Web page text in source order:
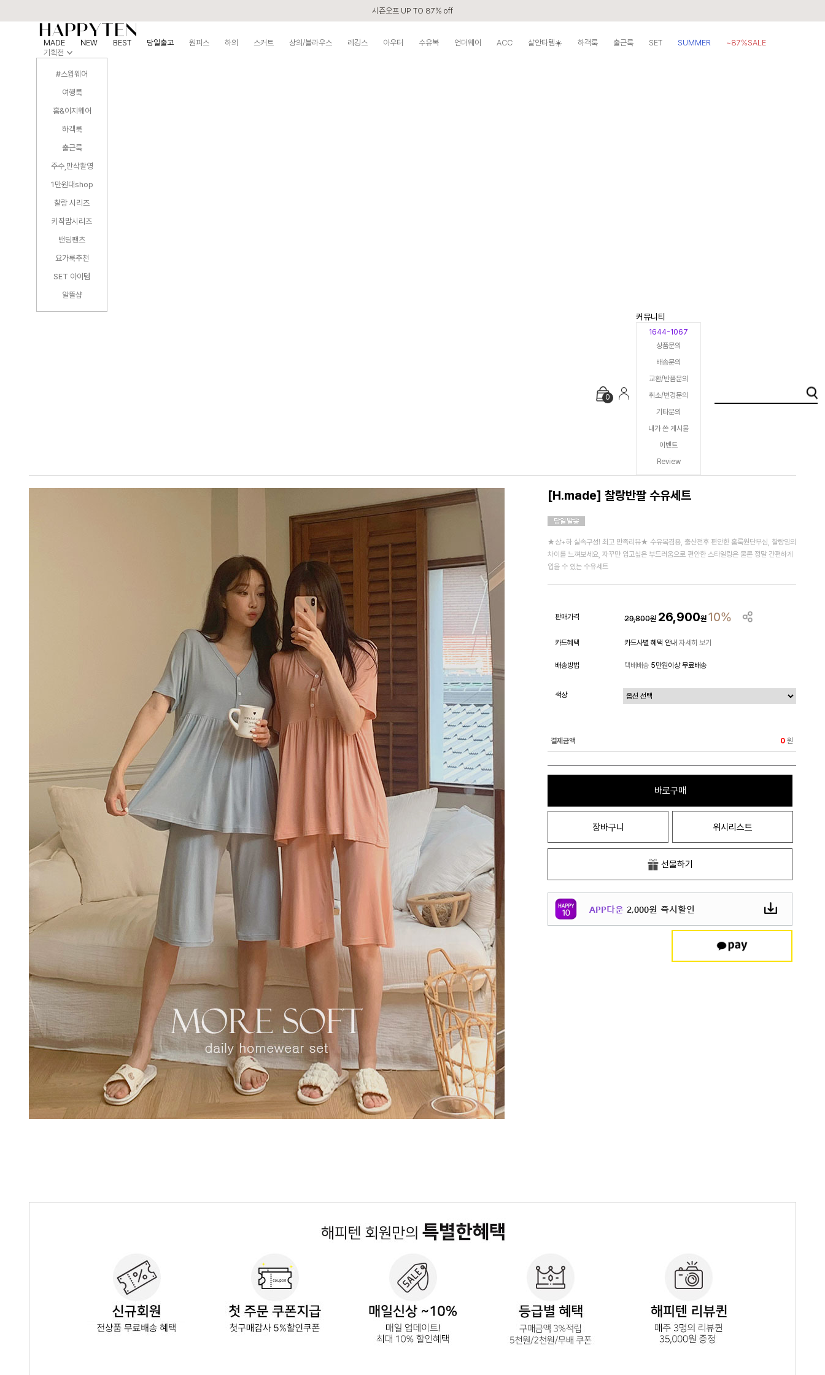
시즌오프 UP TO 87% off
MADE NEW BEST 당일출고 원피스 하의 스커트 상의/블라우스 레깅스 아우터 수유복 언더웨어 ACC 살안타템☀️ 하객룩 출근룩 SET SUMMER
~87%SALE
기획전
#스윔웨어
여행룩
홈&이지웨어
하객룩
출근룩
주수,만삭촬영
1만원대shop
찰랑 시리즈
키작맘시리즈
밴딩팬츠
요가룩추천
SET 아이템
알뜰샵
0
커뮤니티
1644-1067
상품문의
배송문의
교환/반품문의
취소/변경문의
기타문의
내가 쓴 게시물
이벤트
Review
[H.made] 찰랑반팔 수유세트
★상+하 실속구성! 최고 만족리뷰★ 수유복겸용, 출산전후 편안한 홈룩원단부심, 찰랑임의
차이를 느껴보세요, 자꾸만 입고싶은 부드러움으로 편안한 스타일링은 물론 정말 간편하게
입을 수 있는 수유세트
판매가격 29,800원 26,900원 10%
카드혜택 카드사별 혜택 안내 자세히 보기
배송방법 택배배송 5만원이상 무료배송
색상
결제금액 0 원
바로구매
장바구니 위시리스트
선물하기